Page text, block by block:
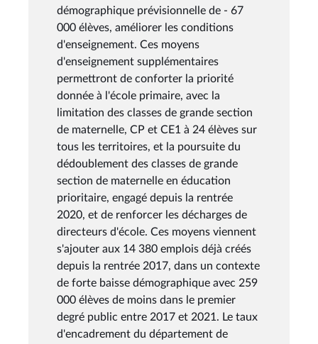
démographique prévisionnelle de - 67
000 élèves, améliorer les conditions
d'enseignement. Ces moyens
d'enseignement supplémentaires
permettront de conforter la priorité
donnée à l'école primaire, avec la
limitation des classes de grande section
de maternelle, CP et CE1 à 24 élèves sur
tous les territoires, et la poursuite du
dédoublement des classes de grande
section de maternelle en éducation
prioritaire, engagé depuis la rentrée
2020, et de renforcer les décharges de
directeurs d'école. Ces moyens viennent
s'ajouter aux 14 380 emplois déjà créés
depuis la rentrée 2017, dans un contexte
de forte baisse démographique avec 259
000 élèves de moins dans le premier
degré public entre 2017 et 2021. Le taux
d'encadrement du département de